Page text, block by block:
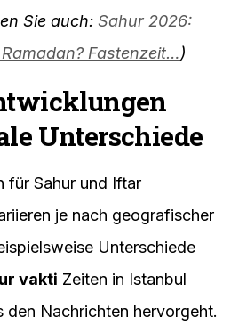
Sie auch: Sahur 2026:
Fastenzeit…)
Unterschiede
für Sahur und Iftar
je nach geografischer
Unterschiede
vakti Zeiten in Istanbul
den Nachrichten hervorgeht.